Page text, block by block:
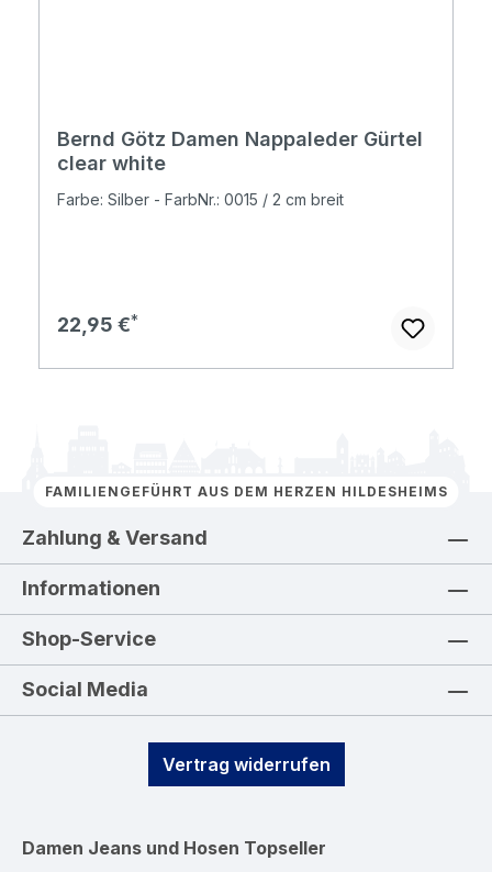
Bernd Götz Damen Nappaleder Gürtel
clear white
Farbe: Silber - FarbNr.: 0015 / 2 cm breit
Regulärer Preis:
22,95 €
FAMILIENGEFÜHRT AUS DEM HERZEN HILDESHEIMS
Zahlung & Versand
Informationen
Shop-Service
Social Media
Vertrag widerrufen
Damen Jeans und Hosen Topseller